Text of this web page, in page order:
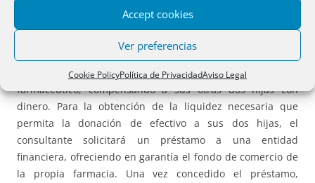
Accept cookies
Ver preferencias
Cookie PolicyPolítica de PrivacidadAviso Legal
HECHOS: El consultante, persona física de 72 años, es
farmacéutico y titular de una oficina de farmacia que
pretende donar a uno de sus hijos, que también es
farmacéutico, compensando a sus otras dos hijas con
dinero. Para la obtención de la liquidez necesaria que
permita la donación de efectivo a sus dos hijas, el
consultante solicitará un préstamo a una entidad
financiera, ofreciendo en garantía el fondo de comercio de
la propia farmacia. Una vez concedido el préstamo,